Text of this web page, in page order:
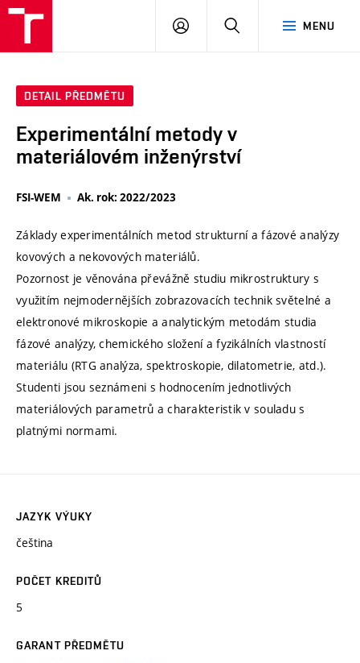
MENU
PŘIHLÁSIT
DETAIL PŘEDMĚTU
Experimentální metody v
materiálovém inženýrství
FSI-WEM Ak. rok: 2022/2023
Základy experimentálních metod strukturní a fázové analýzy
kovových a nekovových materiálů.
Pozornost je věnována převážně studiu mikrostruktury s
využitím nejmodernějších zobrazovacích technik světelné a
elektronové mikroskopie a analytickým metodám studia
fázové analýzy, chemického složení a fyzikálních vlastností
materiálu (RTG analýza, spektroskopie, dilatometrie, atd.).
Studenti jsou seznámeni s hodnocením jednotlivých
materiálových parametrů a charakteristik v souladu s
platnými normami.
JAZYK VÝUKY
čeština
POČET KREDITŮ
5
GARANT PŘEDMĚTU